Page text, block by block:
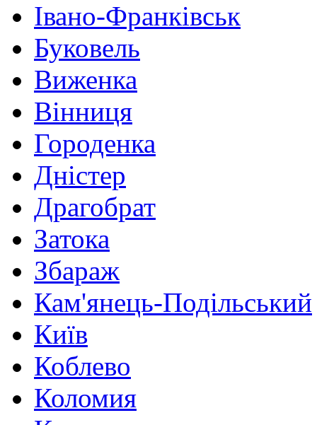
Івано-Франківськ
Буковель
Виженка
Вінниця
Городенка
Дністер
Драгобрат
Затока
Збараж
Кам'янець-Подільський
Київ
Коблево
Коломия